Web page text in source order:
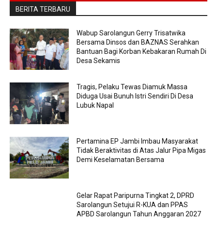
BERITA TERBARU
Wabup Sarolangun Gerry Trisatwika
Bersama Dinsos dan BAZNAS Serahkan
Bantuan Bagi Korban Kebakaran Rumah Di
Desa Sekamis
Tragis, Pelaku Tewas Diamuk Massa
Diduga Usai Bunuh Istri Sendiri Di Desa
Lubuk Napal
Pertamina EP Jambi Imbau Masyarakat
Tidak Beraktivitas di Atas Jalur Pipa Migas
Demi Keselamatan Bersama
Gelar Rapat Paripurna Tingkat 2, DPRD
Sarolangun Setujui R-KUA dan PPAS
APBD Sarolangun Tahun Anggaran 2027